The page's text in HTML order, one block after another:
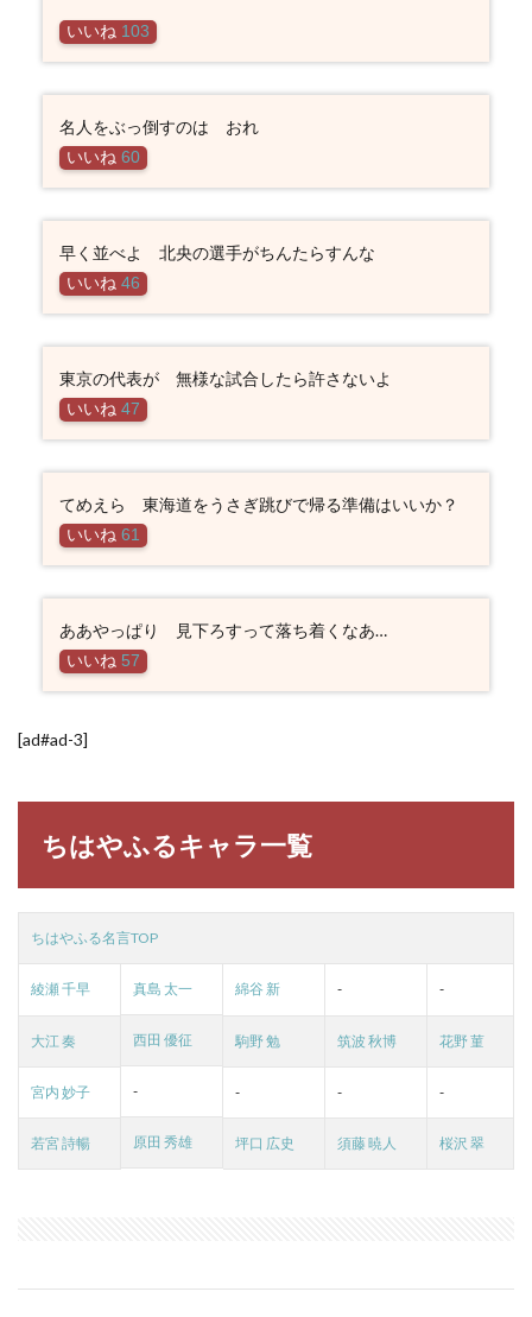
いいね 103
名人をぶっ倒すのは おれ
いいね 60
早く並べよ 北央の選手がちんたらすんな
いいね 46
東京の代表が 無様な試合したら許さないよ
いいね 47
てめえら 東海道をうさぎ跳びで帰る準備はいいか？
いいね 61
ああやっぱり 見下ろすって落ち着くなあ…
いいね 57
[ad#ad-3]
ちはやふるキャラ一覧
ちはやふる名言TOP
綾瀬 千早 真島 太一 綿谷 新 - -
大江 奏 西田 優征 駒野 勉 筑波 秋博 花野 菫
宮内 妙子 - - - -
若宮 詩暢 原田 秀雄 坪口 広史 須藤 暁人 桜沢 翠